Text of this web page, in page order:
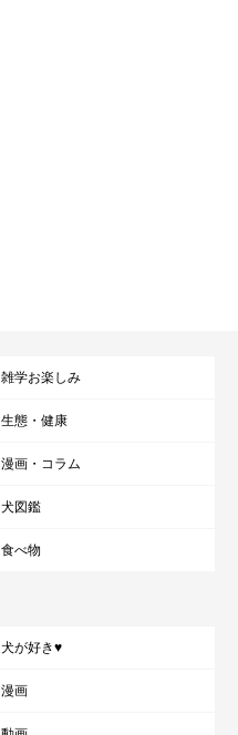
雑学お楽しみ
生態・健康
漫画・コラム
犬図鑑
食べ物
犬が好き♥
漫画